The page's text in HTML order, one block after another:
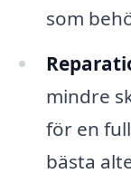
som
mindre
för en
bästa